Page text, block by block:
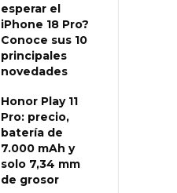
esperar el
iPhone 18 Pro?
Conoce sus 10
principales
novedades
Honor Play 11
Pro: precio,
batería de
7.000 mAh y
solo 7,34 mm
de grosor